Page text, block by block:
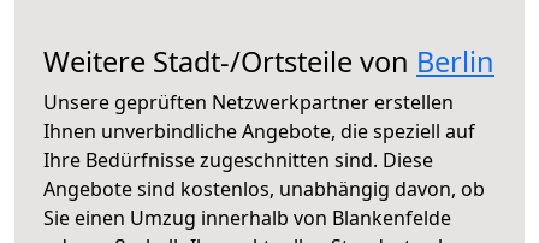
Weitere Stadt-/Ortsteile von Berlin
Unsere geprüften Netzwerkpartner erstellen
Ihnen unverbindliche Angebote, die speziell auf
Ihre Bedürfnisse zugeschnitten sind. Diese
Angebote sind kostenlos, unabhängig davon, ob
Sie einen Umzug innerhalb von Blankenfelde